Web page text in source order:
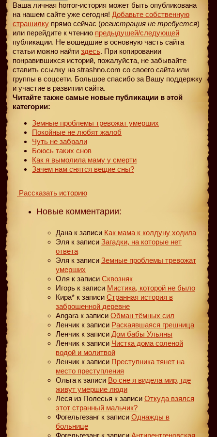
Ваша личная horror-история может быть опубликована
на нашем сайте уже сегодня! Добавьте собственную
страшилку прямо сейчас (регистрация не требуется)
или перейдите к чтению предыдущей/следующей
публикации. Не вошедшие в основную часть сайта
статьи можно найти здесь. При копировании
понравившихся историй, пожалуйста, не забывайте
ставить ссылку на strashno.com со своего сайта или
группы в соцсети. Большое спасибо за Вашу поддержку
и участие в развитии сайта.
Читайте также самые новые публикации в этой
категории:
Земные проблемы тревожат умерших
Покойные не любят жалоб
Чуть не забрали
Боюсь таких снов
Как я вымолила маму у смерти
Зачем нам снятся вещие сны?
Рассказать историю
Новые комментарии:
Дана к записи Как мама к колдуну ходила
Эля к записи Загадки, на которые нет
ответа
Эля к записи Земные проблемы тревожат
умерших
Оля к записи Сквозняк
Игорь к записи Мистика, которой не было
Кира* к записи Странная история в
заброшенной деревне
Angara к записи Обман тёмных сил
Ленчик к записи Раскаявшаяся грешница
Ленчик к записи Дом бабы Ульяны
Ленчик к записи Чистка дома соленой
водой и молитвой
Ленчик к записи Преступника тянет на
место преступления
Ольга к записи Во сне я видела мир, где
живут умершие люди
Леся из Полесья к записи Откуда взялся
этот странный мальчик?
Фогельгезанг к записи Однажды в
больнице
Фогельгезанг к записи Антирентгеновская